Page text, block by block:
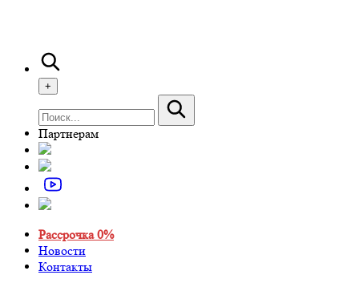
+
Партнерам
Рассрочка 0%
Новости
Контакты